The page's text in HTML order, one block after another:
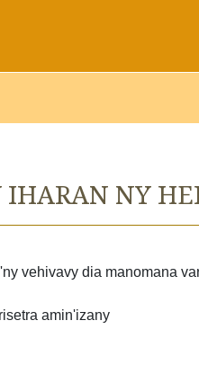
NY
vehivavy dia manomana
amin'izany